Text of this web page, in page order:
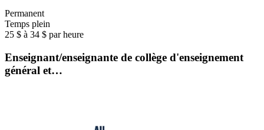
Permanent
Temps plein
25 $ à 34 $ par heure
Enseignant/enseignante de collège d'enseignement
général et…